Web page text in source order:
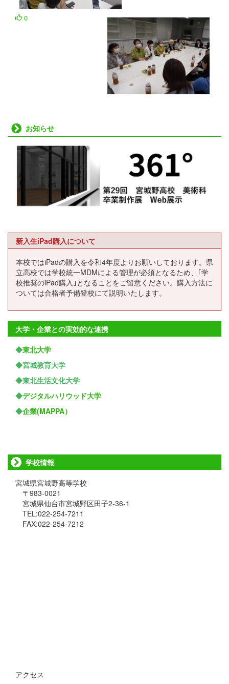
0
お知らせ
新入生iPad購入について
本校ではiPadの購入を令和4年度よりお願いしております。県
立高校では学校統一MDMによる管理が必須となるため、｢学
校推奨のiPad購入｣となることをご留意ください。購入方法に
ついては合格者予備登校にて説明いたします。
大学・企業との実効的な連携
◆東北大学
◆宮城教育大学
◆東北生活文化大学
◆デジタルハリウッド大学
◆企業(MAPPA）
学校情報
宮城県宮城野高等学校
〒983-0021
宮城県仙台市宮城野区田子2-36-1
TEL:022-254-7211
FAX:022-254-7212
アクセス